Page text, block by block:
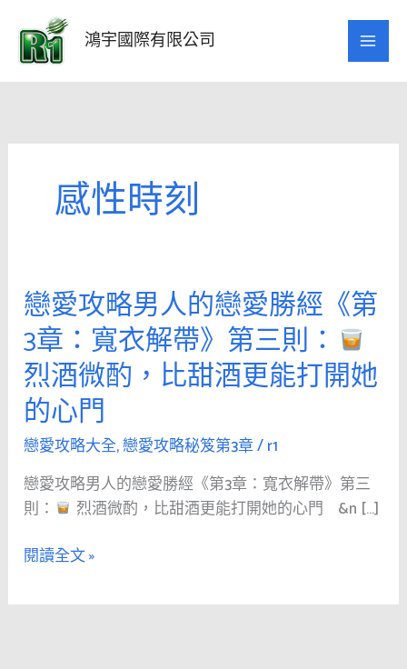
要
鴻宇國際有限公司
感性時刻
戀愛攻略男人的戀愛勝經《第
3章：寬衣解帶》第三則：
烈酒微酌，比甜酒更能打開她
的心門
戀愛攻略大全,戀愛攻略秘笈第3章/r1
戀愛攻略男人的戀愛勝經《第3章：寬衣解帶》第三
則：
烈酒微酌，比甜酒更能打開她的心門 &n […]
戀
愛
攻
略
男
人
的
戀
愛
勝
經
《第
閱讀全文 »